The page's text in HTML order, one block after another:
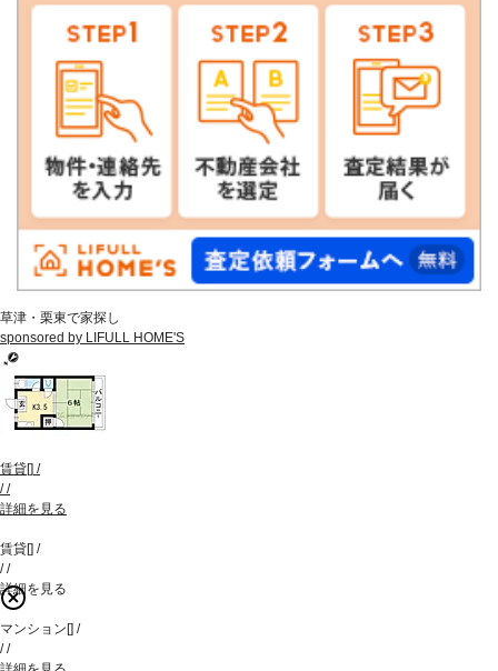
草津・栗東で家探し
sponsored by LIFULL HOME'S
賃貸[] /
//
詳細を見る
賃貸[] /
//
詳細を見る
マンション[] /
//